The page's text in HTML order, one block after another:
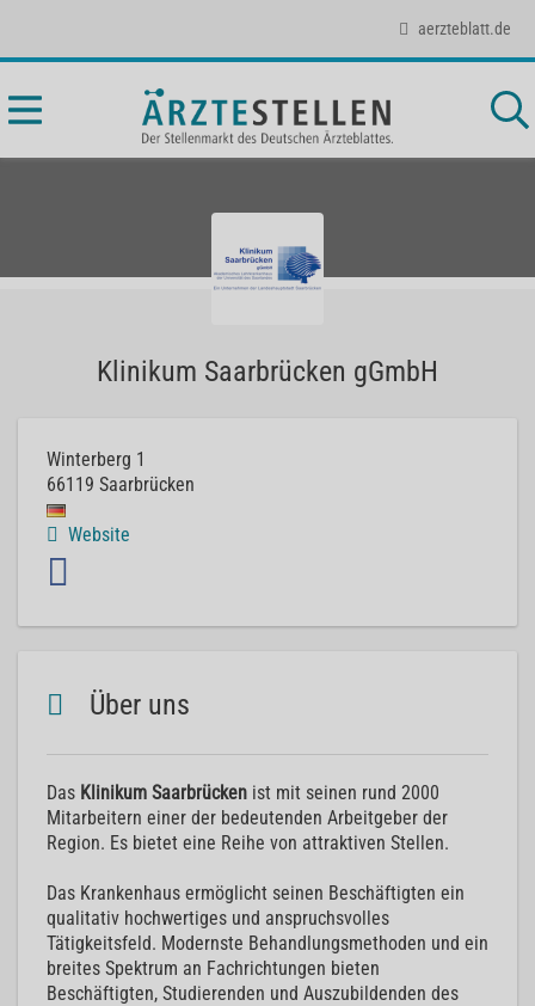
aerzteblatt.de
Klinikum Saarbrücken gGmbH
Winterberg 1
66119 Saarbrücken
Website
Über uns
Das Klinikum Saarbrücken ist mit seinen rund 2000
Mitarbeitern einer der bedeutenden Arbeitgeber der
Region. Es bietet eine Reihe von attraktiven Stellen.
Das Krankenhaus ermöglicht seinen Beschäftigten ein
qualitativ hochwertiges und anspruchsvolles
Tätigkeitsfeld. Modernste Behandlungsmethoden und ein
breites Spektrum an Fachrichtungen bieten
Beschäftigten, Studierenden und Auszubildenden des